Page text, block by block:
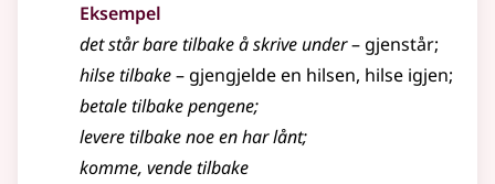
Eksempel
det står baretilbakeå skrive under– gjenstår;
hilsetilbake– gjengjelde en hilsen, hilse igjen;
betaletilbakepengene;
leveretilbakenoe en har lånt;
komme, vendetilbake